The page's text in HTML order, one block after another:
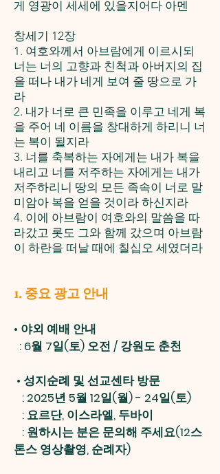
게 영광이 세세에 있을지어다 아멘
창세기 12장
1. 여호와께서 아브람에게 이르시되
너는 너의 고향과 친척과 아버지의 집
을 떠나 내가 네게 보여 줄 땅으로 가
라
2. 내가 너로 큰 민족을 이루고 네게 복
을 주어 네 이름을 창대하게 하리니 너
는 복이 될지라
3. 너를 축복하는 자에게는 내가 복을
내리고 너를 저주하는 자에게는 내가
저주하리니 땅의 모든 족속이 너로 말
미암아 복을 얻을 것이라 하신지라
4. 이에 아브람이 여호와의 말씀을 따
라갔고 롯도 그와 함께 갔으며 아브람
이 하란을 떠날 때에 칠십오 세였더라
1. 중요 광고 안내
• 야외 예배 안내
: 6월 7일(토) 오전 / 강원도 춘천
• 성지순례 및 선교센타 방문
: 2025년 5월 12일(월) - 24일(토)
: 요르단, 이스라엘, 두바이
: 원하시는 분은 문의해 주세요(12스
톤스 영상촬영, 순례자)